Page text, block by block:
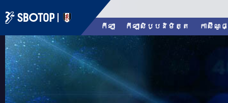
កីឡា កីឡាសិប្បនិមិត្ត កាស៊ីណូ